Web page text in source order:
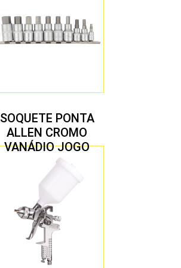
SOQUETE PONTA
ALLEN CROMO
VANÁDIO JOGO
COM 10 PEÇAS